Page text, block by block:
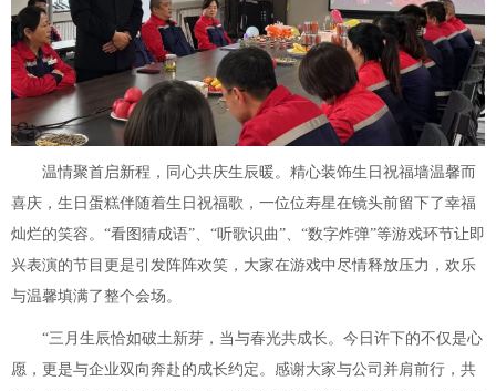
温情聚首启新程，同心共庆生辰暖。精心装饰生日祝福墙温馨而
喜庆，生日蛋糕伴随着生日祝福歌，一位位寿星在镜头前留下了幸福
灿烂的笑容。“看图猜成语”、“听歌识曲”、“数字炸弹”等游戏环节让即
兴表演的节目更是引发阵阵欢笑，大家在游戏中尽情释放压力，欢乐
与温馨填满了整个会场。
“三月生辰恰如破土新芽，当与春光共成长。今日许下的不仅是心
愿，更是与企业双向奔赴的成长约定。感谢大家与公司并肩前行，共